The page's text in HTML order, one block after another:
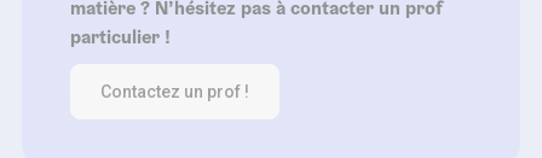
matière ? N’hésitez pas à contacter un prof
particulier !
Contactez un prof !